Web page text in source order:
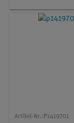
Artikel-Nr.: P1419701